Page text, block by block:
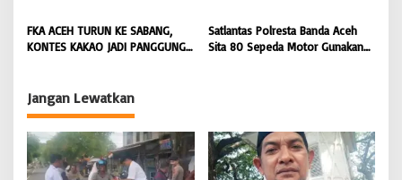
DICARI | BONGKAR ‘Perkara.com
Dipromosikan Menjadi
Koordinator JAM Pidum
Kejaksaan Agung RI |
FKA ACEH TURUN KE SABANG,
KONTES KAKAO JADI PANGGUNG
Satlantas Polresta Banda Aceh
Sita 80 Sepeda Motor Gunakan
Jangan Lewatkan